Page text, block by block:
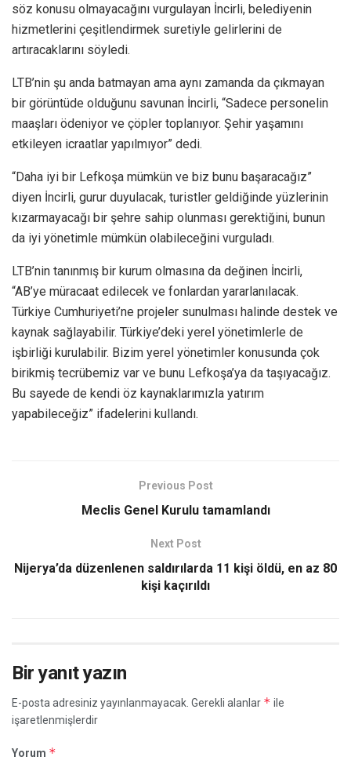
söz konusu olmayacağını vurgulayan İncirli, belediyenin
hizmetlerini çeşitlendirmek suretiyle gelirlerini de
artıracaklarını söyledi.
LTB’nin şu anda batmayan ama aynı zamanda da çıkmayan
bir görüntüde olduğunu savunan İncirli, “Sadece personelin
maaşları ödeniyor ve çöpler toplanıyor. Şehir yaşamını
etkileyen icraatlar yapılmıyor” dedi.
“Daha iyi bir Lefkoşa mümkün ve biz bunu başaracağız”
diyen İncirli, gurur duyulacak, turistler geldiğinde yüzlerinin
kızarmayacağı bir şehre sahip olunması gerektiğini, bunun
da iyi yönetimle mümkün olabileceğini vurguladı.
LTB’nin tanınmış bir kurum olmasına da değinen İncirli,
“AB’ye müracaat edilecek ve fonlardan yararlanılacak.
Türkiye Cumhuriyeti’ne projeler sunulması halinde destek ve
kaynak sağlayabilir. Türkiye’deki yerel yönetimlerle de
işbirliği kurulabilir. Bizim yerel yönetimler konusunda çok
birikmiş tecrübemiz var ve bunu Lefkoşa’ya da taşıyacağız.
Bu sayede de kendi öz kaynaklarımızla yatırım
yapabileceğiz” ifadelerini kullandı.
Previous Post
Meclis Genel Kurulu tamamlandı
Next Post
Nijerya’da düzenlenen saldırılarda 11 kişi öldü, en az 80
kişi kaçırıldı
Bir yanıt yazın
E-posta adresiniz yayınlanmayacak. Gerekli alanlar * ile
işaretlenmişlerdir
Yorum *